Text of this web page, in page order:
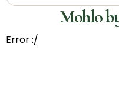
Mohlo
Error :/